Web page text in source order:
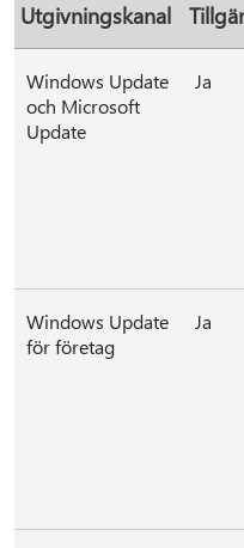
Utgivningskanal
Windows Update
och Microsoft
Update
Ja
Windows Update
för företag
Ja